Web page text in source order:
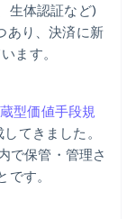
生体認証など)
あり、決済に新
ます。
型価値手段規
てきました。
で保管・管理さ
す。